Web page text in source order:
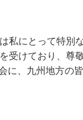
私にとって特別
受けており、尊
に、九州地方の